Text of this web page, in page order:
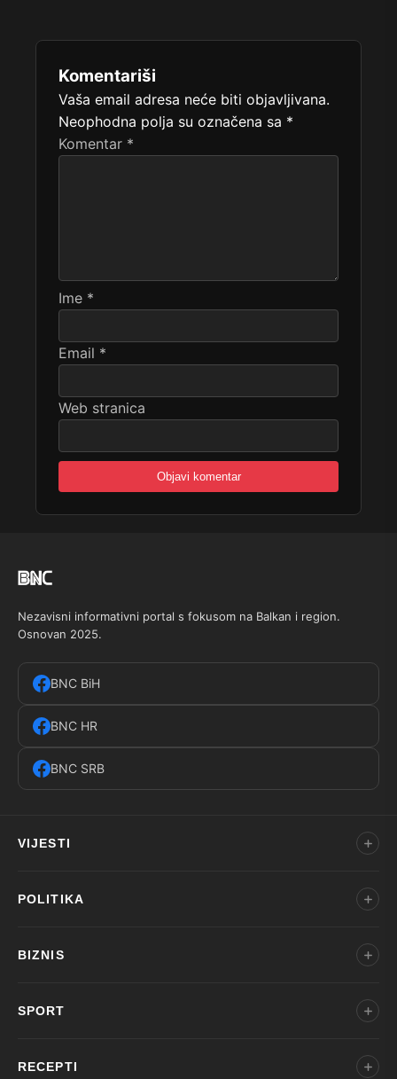
Komentariši
Vaša email adresa neće biti objavljivana.
Neophodna polja su označena sa *
Komentar *
Ime *
Email *
Web stranica
Nezavisni informativni portal s fokusom na Balkan i region.
Osnovan 2025.
BNC BiH
BNC HR
BNC SRB
VIJESTI
POLITIKA
BIZNIS
SPORT
RECEPTI